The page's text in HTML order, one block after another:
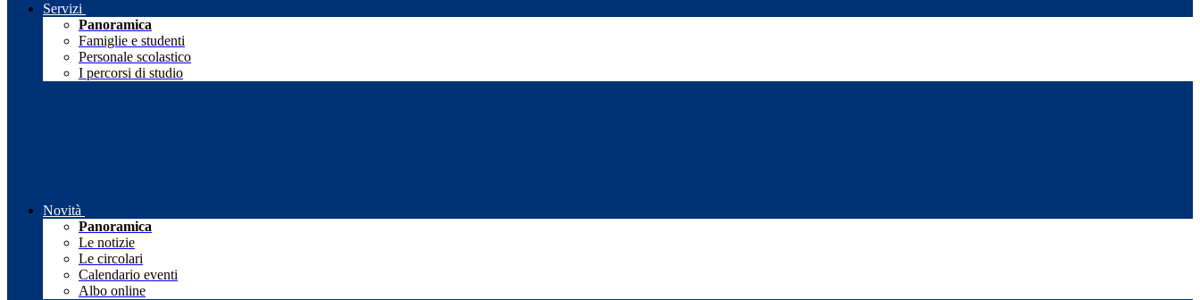
Servizi
Panoramica
Famiglie e studenti
Personale scolastico
I percorsi di studio
Novità
Panoramica
Le notizie
Le circolari
Calendario eventi
Albo online